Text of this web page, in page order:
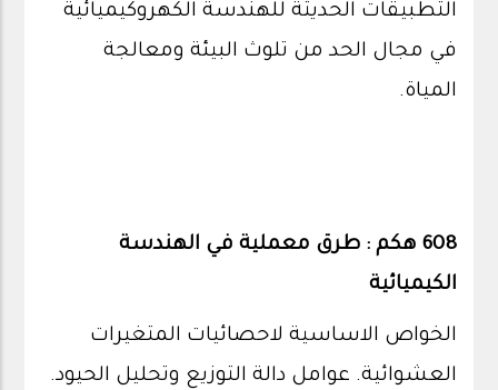
التطبيقات الحديثة للهندسة الكهروكيميائية
في مجال الحد من تلوث البيئة ومعالجة
المياة.
608 هكم : طرق معملية في الهندسة
الكيميائية
الخواص الاساسية لاحصائيات المتغيرات
العشوائية. عوامل دالة التوزيع وتحليل الحيود.